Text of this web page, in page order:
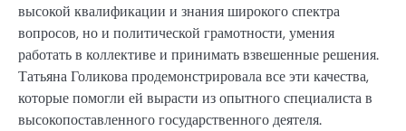
высокой квалификации и знания широкого спектра
вопросов, но и политической грамотности, умения
работать в коллективе и принимать взвешенные решения.
Татьяна Голикова продемонстрировала все эти качества,
которые помогли ей вырасти из опытного специалиста в
высокопоставленного государственного деятеля.